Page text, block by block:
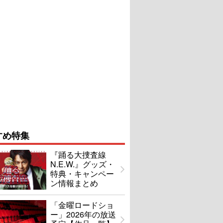
特集
『踊る大捜査線
N.E.W.』グッズ・
特典・キャンペー
ン情報まとめ
「金曜ロードショ
ー」2026年の放送